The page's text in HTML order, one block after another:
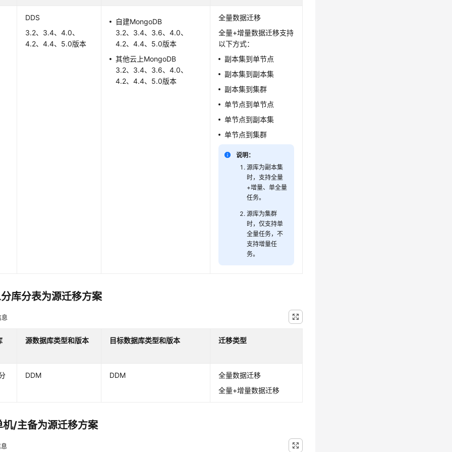
DDS
3.2、3.4、4.0、
4.2、4.4、5.0版本
自建MongoDB
3.2、3.4、3.6、4.0、
4.2、4.4、5.0版本
其他云上MongoDB
3.2、3.4、3.6、4.0、
4.2、4.4、5.0版本
全量数据迁移
全量+增量数据迁移支持
以下方式：
副本集到单节点
副本集到副本集
副本集到集群
单节点到单节点
单节点到副本集
单节点到集群
说明：
源库为副本集
时，支持全量
+增量、单全量
任务。
源库为集群
时，仅支持单
全量任务，不
支持增量任
务。
库分表为源迁移方案
息
源数据库类型和版本 目标数据库类型和版本 迁移类型
DDM DDM
全量数据迁移
全量+增量数据迁移
/主备为源迁移方案